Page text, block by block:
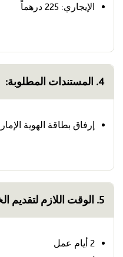
الإيجاري: 225 درهماً
4. المستندات المطلوبة:
إرفاق بطاقة الهوية
5. الوقت اللازم لتقديم الخدمة
2 أيام عمل